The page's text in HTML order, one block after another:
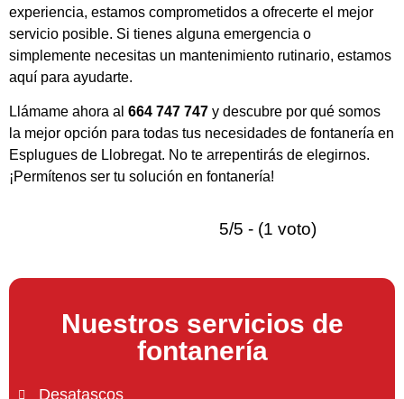
experiencia, estamos comprometidos a ofrecerte el mejor
servicio posible. Si tienes alguna emergencia o
simplemente necesitas un mantenimiento rutinario, estamos
aquí para ayudarte.
Llámame ahora al 664 747 747 y descubre por qué somos
la mejor opción para todas tus necesidades de fontanería en
Esplugues de Llobregat. No te arrepentirás de elegirnos.
¡Permítenos ser tu solución en fontanería!
5/5 - (1 voto)
Nuestros servicios de
fontanería
Desatascos